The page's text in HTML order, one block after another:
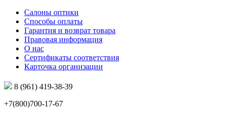
Салоны оптики
Способы оплаты
Гарантия и возврат товара
Правовая информация
О нас
Сертификаты соответствия
Карточка организации
8 (961) 419-38-39
+7(800)700-17-67